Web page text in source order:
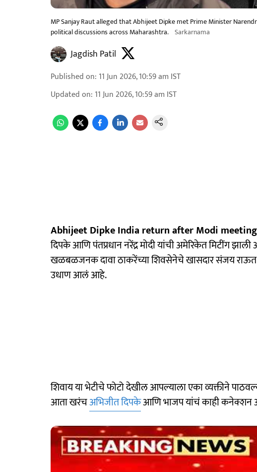
MP Sanjay Raut alleged that Abhijeet Dipke met Prime Minister
political discussions across Maharashtra. Sarkarnama
Jagdish Patil
Published on: 11 Jun 2026, 10:59 am IST
Updated on: 11 Jun 2026, 10:59 am IST
Abhijeet Dipke India return after Modi
दिपके आणि पंतप्रधान नरेंद्र मोदी यांची अमेरिकेत मिटींग
खळबळजनक दावा ठाकरेंच्या शिवसेनेचे खासदार संजय राऊत
उधाण आलं आहे.
शिवाय या भेटीचे फोटो देखील आपल्याला एका व्यक्तीने
आता खरंचअभिजीत दिपकेआणि भाजप यांचं काही कनेक्शन